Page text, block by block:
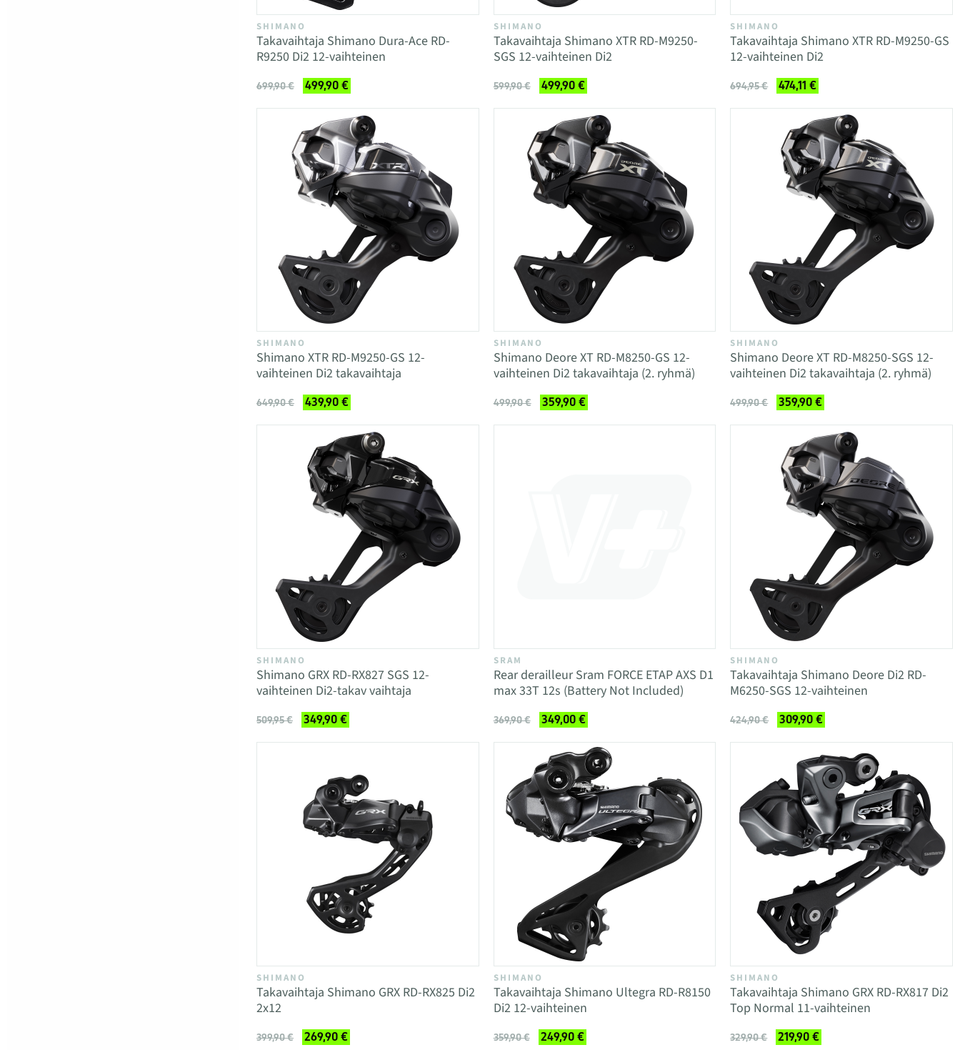
SHIMANO
Takavaihtaja Shimano Dura-Ace RD-
R9250 Di2 12-vaihteinen
699,90 € 499,90 €
SHIMANO
Takavaihtaja Shimano XTR RD-M9250-
SGS 12-vaihteinen Di2
599,90 € 499,90 €
SHIMANO
Takavaihtaja Shimano XTR RD-M9250-GS
12-vaihteinen Di2
694,95 € 474,11 €
SHIMANO
Shimano XTR RD-M9250-GS 12-
vaihteinen Di2 takavaihtaja
649,90 € 439,90 €
SHIMANO
Shimano Deore XT RD-M8250-GS 12-
vaihteinen Di2 takavaihtaja (2. ryhmä)
499,90 € 359,90 €
SHIMANO
Shimano Deore XT RD-M8250-SGS 12-
vaihteinen Di2 takavaihtaja (2. ryhmä)
499,90 € 359,90 €
SHIMANO
Shimano GRX RD-RX827 SGS 12-
vaihteinen Di2-takav vaihtaja
509,95 € 349,90 €
SRAM
Rear derailleur Sram FORCE ETAP AXS D1
max 33T 12s (Battery Not Included)
369,90 € 349,00 €
SHIMANO
Taka­vaihtaja Shimano Deore Di2 RD-
M6250-SGS 12-vaihteinen
424,90 € 309,90 €
SHIMANO
Takavaihtaja Shimano GRX RD-RX825 Di2
2x12
399,90 € 269,90 €
SHIMANO
Takavaihtaja Shimano Ultegra RD-R8150
Di2 12-vaihteinen
359,90 € 249,90 €
SHIMANO
Takavaihtaja Shimano GRX RD-RX817 Di2
Top Normal 11-vaihteinen
329,90 € 219,90 €